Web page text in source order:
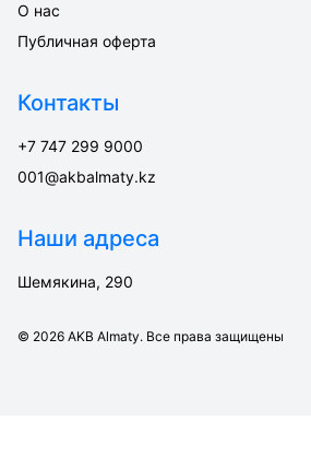
О нас
Публичная оферта
Контакты
+7 747 299 9000
001@akbalmaty.kz
Наши адреса
Шемякина, 290
© 2026 AKB Almaty. Все права защищены